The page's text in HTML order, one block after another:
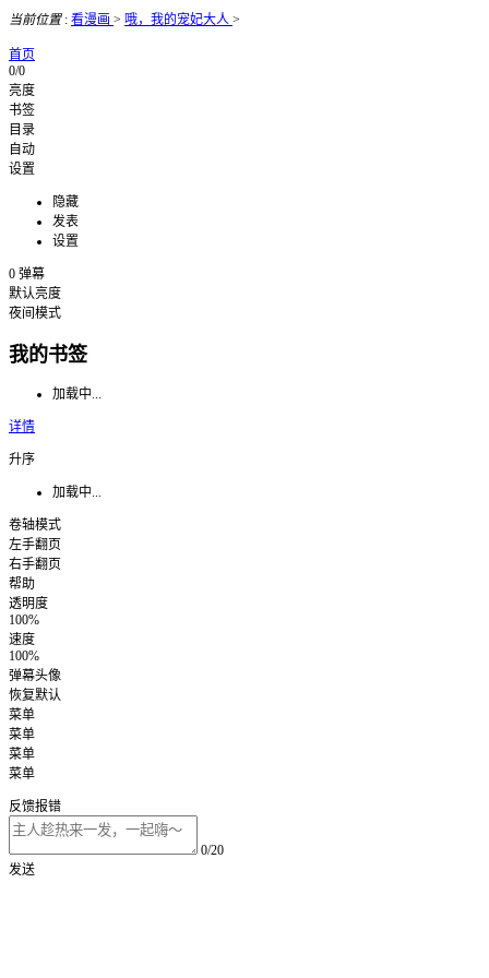
当前位置: 看漫画 > 哦，我的宠妃大人 >
首页
0/0
亮度
书签
目录
自动
设置
隐藏
发表
设置
0 弹幕
默认亮度
夜间模式
我的书签
加载中...
详情
升序
加载中...
卷轴模式
左手翻页
右手翻页
帮助
透明度
100%
速度
100%
弹幕头像
恢复默认
菜单
菜单
菜单
菜单
反馈报错
0/20
发送